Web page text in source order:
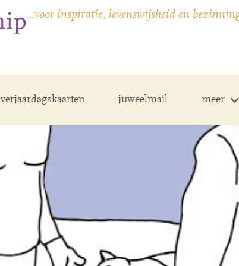
…voor inspiratie, levenswijsheid en
verjaardagskaarten juweelmail meer